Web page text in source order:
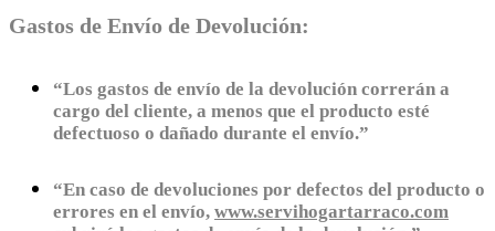
Gastos de Envío de Devolución:
“Los gastos de envío de la devolución correrán a
cargo del cliente, a menos que el producto esté
defectuoso o dañado durante el envío.”
“En caso de devoluciones por defectos del producto o
errores en el envío, www.servihogartarraco.com